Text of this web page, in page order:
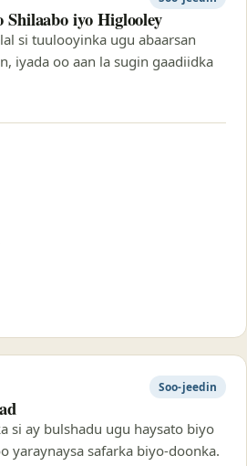
Shilaabo iyo Higlooley
si tuulooyinka ugu abaarsan
iyada oo aan la sugin gaadiidka
Soo-jeedin
si ay bulshadu ugu haysato biyo
yaraynaysa safarka biyo-doonka.